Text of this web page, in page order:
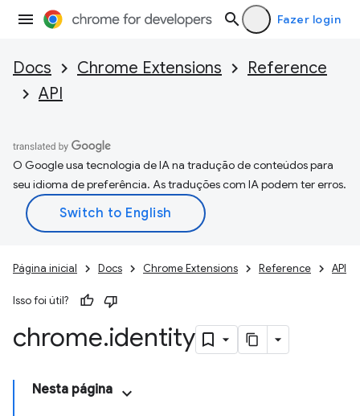
Fazer login
Docs Chrome Extensions
Reference
API
O Google usa tecnologia de IA na tradução de conteúdos para
seu idioma de preferência. As traduções com IA podem ter erros.
Página inicial Docs Chrome Extensions Reference API
Isso foi útil?
chrome.identity
Nesta página